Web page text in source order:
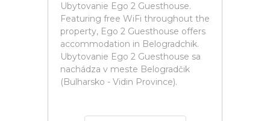
Ubytovanie Ego 2 Guesthouse.
Featuring free WiFi throughout the
property, Ego 2 Guesthouse offers
accommodation in Belogradchik.
Ubytovanie Ego 2 Guesthouse sa
nachádza v meste Belogradčik
(Bulharsko - Vidin Province).